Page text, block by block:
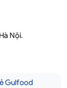
Nội.
Gulfood